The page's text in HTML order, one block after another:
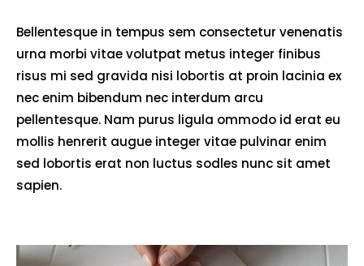
Bellentesque in tempus sem consectetur venenatis
urna morbi vitae volutpat metus integer finibus
risus mi sed gravida nisi lobortis at proin lacinia ex
nec enim bibendum nec interdum arcu
pellentesque. Nam purus ligula ommodo id erat eu
mollis henrerit augue integer vitae pulvinar enim
sed lobortis erat non luctus sodles nunc sit amet
sapien.